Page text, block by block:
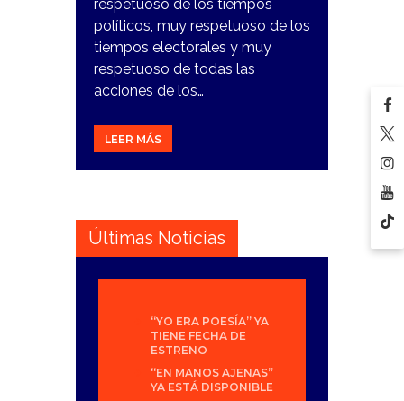
respetuoso de los tiempos
políticos, muy respetuoso de los
tiempos electorales y muy
respetuoso de todas las
acciones de los…
LEER MÁS
Últimas Noticias
“YO ERA POESÍA” YA
TIENE FECHA DE
ESTRENO
“EN MANOS AJENAS”
YA ESTÁ DISPONIBLE